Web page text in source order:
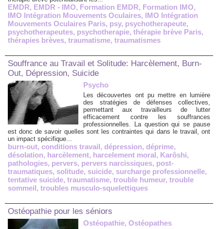
EMDR, EMDR - IMO, Formation EMDR, Formation IMO,
IMO Intégration Mouvements Oculaires, IMO Intégration
Mouvements Oculaires Paris, psy, psychotherapeute,
psychotherapeutes, psychotherapie, thérapie brève Paris,
thérapies brèves, traumatisme, traumatismes
Souffrance au Travail et Solitude: Harcèlement, Burn-
Out, Dépression, Suicide
Psycho
Les découvertes ont pu mettre en lumière
des stratégies de défenses collectives,
permettant aux travailleurs de lutter
efficacement contre les souffrances
professionnelles. La question qui se pause
est donc de savoir quelles sont les contraintes qui dans le travail, ont
un impact spécifique...
burn-out, conditions travail, dépression, déprime,
désolation, harcèlement, harcelement moral, Karôshi,
pathologies, pervers, pervers narcissiques, post-
traumatiques, solitude, suicide, surcharge professionnelle,
tentative suicide, traumatisme, trouble humeur, trouble
sommeil, troubles musculo-squelettiques
Ostéopathie pour les séniors
Ostéopathie, Ostéopathes